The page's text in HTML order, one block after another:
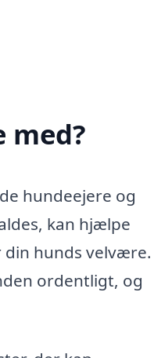
hundeejere og
kan hjælpe
din hunds velvære.
ordentligt, og